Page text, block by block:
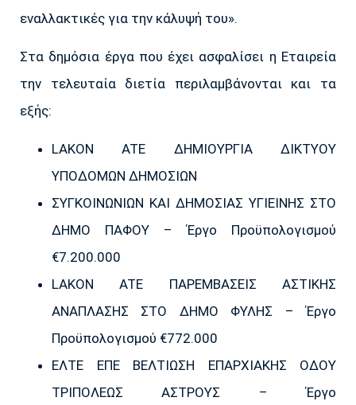
εναλλακτικές για την κάλυψή του».
Στα δημόσια έργα που έχει ασφαλίσει η Εταιρεία
την τελευταία διετία περιλαμβάνονται και τα
εξής:
LAKON ATE ΔΗΜΙΟΥΡΓΙΑ ΔΙΚΤΥΟΥ
ΥΠΟΔΟΜΩΝ ΔΗΜΟΣΙΩΝ
ΣΥΓΚΟΙΝΩΝΙΩΝ ΚΑΙ ΔΗΜΟΣΙΑΣ ΥΓΙΕΙΝΗΣ ΣΤΟ
ΔΗΜΟ ΠΑΦΟΥ – Έργο Προϋπολογισμού
€7.200.000
LAKON ATE ΠΑΡΕΜΒΑΣΕΙΣ ΑΣΤΙΚΗΣ
ΑΝΑΠΛΑΣΗΣ ΣΤΟ ΔΗΜΟ ΦΥΛΗΣ – Έργο
Προϋπολογισμού €772.000
ΕΛΤΕ ΕΠΕ ΒΕΛΤΙΩΣΗ ΕΠΑΡΧΙΑΚΗΣ ΟΔΟΥ
ΤΡΙΠΟΛΕΩΣ ΑΣΤΡΟΥΣ – Έργο